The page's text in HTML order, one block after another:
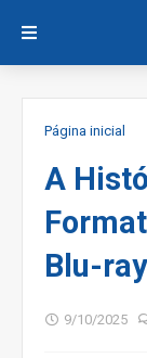
Página inicial
A
Blu-ray
9/10/2025